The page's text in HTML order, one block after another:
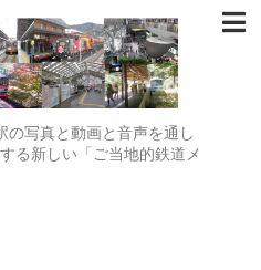
の写真と動画と音声を通し
る新しい「ご当地的鉄道メ